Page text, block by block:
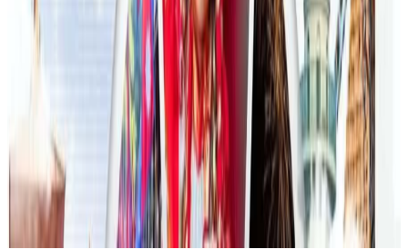
२०२६ जुलाई २३
एनपिएल अष्ट्रेलियाको पाँचौं संस्करणमा कृष्ण कार्की
सबैभन्दा महँगा खेलाडी
२०२६ जुलाई १९
डार्विनमा नेपाल फेस्टिभल हुँदै
२०२६ जुन ११